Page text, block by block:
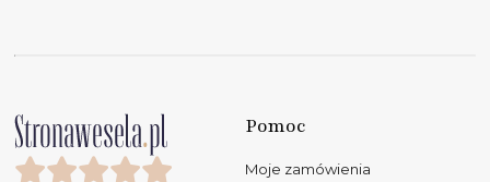
Pomoc
Moje zamówienia